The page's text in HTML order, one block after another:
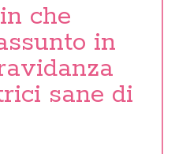
che
in
sane di